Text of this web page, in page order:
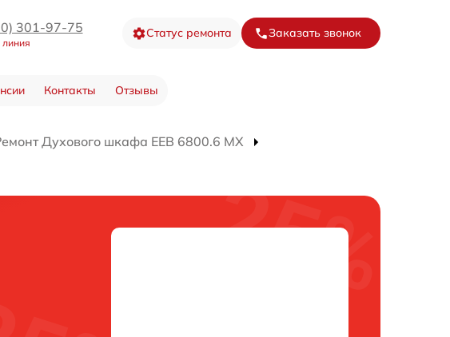
301-97-75 Статус ремонта Заказать звонок
Контакты Отзывы
Духового шкафа EEB 6800.6 MX